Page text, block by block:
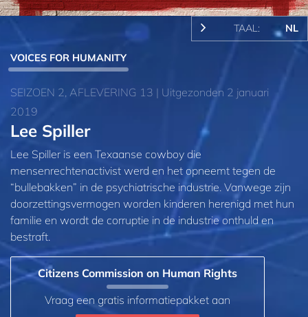
TAAL: NL
VOICES FOR HUMANITY
SEIZOEN 2, AFLEVERING 13 | Uitgezonden 2 januari
2019
Lee Spiller
Lee Spiller is een Texaanse cowboy die
mensenrechtenactivist werd en het opneemt tegen de
“bullebakken” in de psychiatrische industrie. Vanwege zijn
doorzettingsvermogen worden kinderen herenigd met hun
familie en wordt de corruptie in de industrie onthuld en
bestraft.
Citizens Commission on Human Rights
Vraag een gratis informatiepakket aan